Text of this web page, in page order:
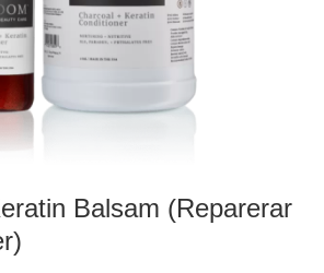
Balsam (Reparerar